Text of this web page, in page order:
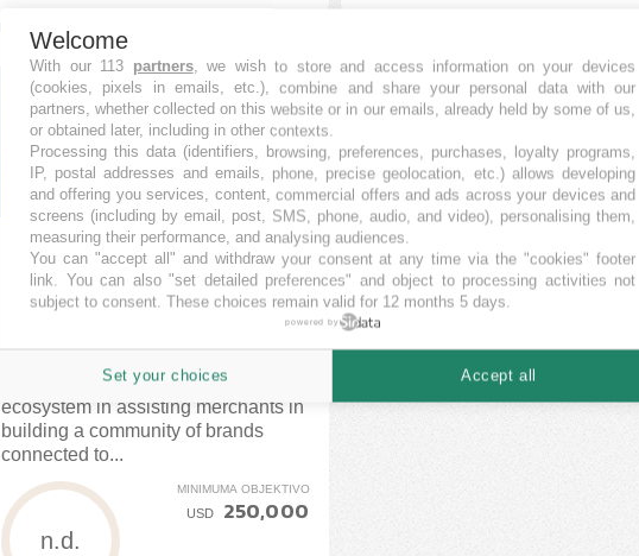
MISSUI BEAUTY
EUREECA
NE DISPONEBLA
We are a beauty and wellness
ecosystem in assisting merchants in
building a community of brands
connected to...
n.d.
MINIMUMA OBJEKTIVO
USD 250,000
Welcome
With our 113 partners, we wish to store and access information on your devices
(cookies, pixels in emails, etc.), combine and share your personal data with our
partners, whether collected on this website or in our emails, already held by some of us,
or obtained later, including in other contexts.
Processing this data (identifiers, browsing, preferences, purchases, loyalty programs,
IP, postal addresses and emails, phone, precise geolocation, etc.) allows developing
and offering you services, content, commercial offers and ads across your devices and
screens (including by email, post, SMS, phone, audio, and video), personalising them,
measuring their performance, and analysing audiences.
You can "accept all" and withdraw your consent at any time via the "cookies" footer
link. You can also "set detailed preferences" and object to processing activities not
subject to consent. These choices remain valid for 12 months 5 days.
powered by
Set your choices Accept all